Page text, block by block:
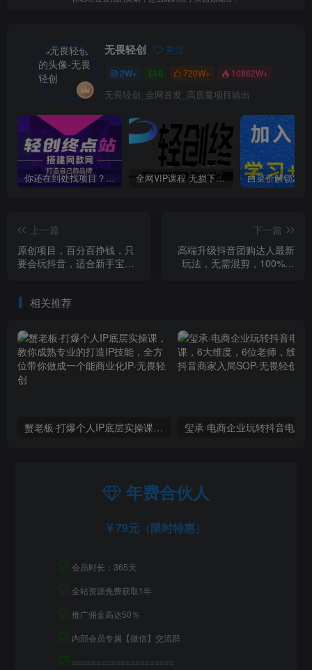
无畏轻创 关注
2W+ 0 720W+ 10862W+
无畏轻创_全网首发_高质量项目输出
你还在到处找项目？还在当韭菜？我靠卖项目一个月收入5万+，曾经我也是个失败者。 全网VIP课程 无损下载~
上一篇
原创项目，百分百挣钱，只
要会玩抖音，适合新手宝
下一篇
高端升级抖音团购达人最新
玩法，无需混剪，100%原
相关推荐
蟹老板·打爆个人IP底层实操课，教你成熟专业的打造IP技能，全方位带你做成一个能商业化IP
年费合伙人
79元（限时特惠）
☑ 会员时长：365天
☑ 全站资源免费获取1年
☑ 推广佣金高达50％
☑ 内部会员专属【微信】交流群
☑ =====================